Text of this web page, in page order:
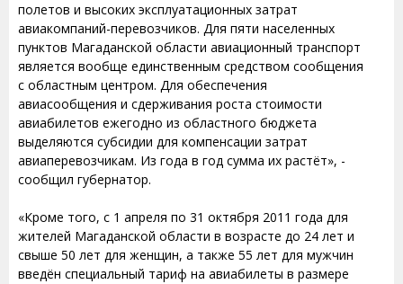
полетов и высоких эксплуатационных затрат
авиакомпаний-перевозчиков. Для пяти населенных
пунктов Магаданской области авиационный транспорт
является вообще единственным средством сообщения
с областным центром. Для обеспечения
авиасообщения и сдерживания роста стоимости
авиабилетов ежегодно из областного бюджета
выделяются субсидии для компенсации затрат
авиаперевозчикам. Из года в год сумма их растёт», -
сообщил губернатор.
«Кроме того, с 1 апреля по 31 октября 2011 года для
жителей Магаданской области в возрасте до 24 лет и
свыше 50 лет для женщин, а также 55 лет для мужчин
введён специальный тариф на авиабилеты в размере